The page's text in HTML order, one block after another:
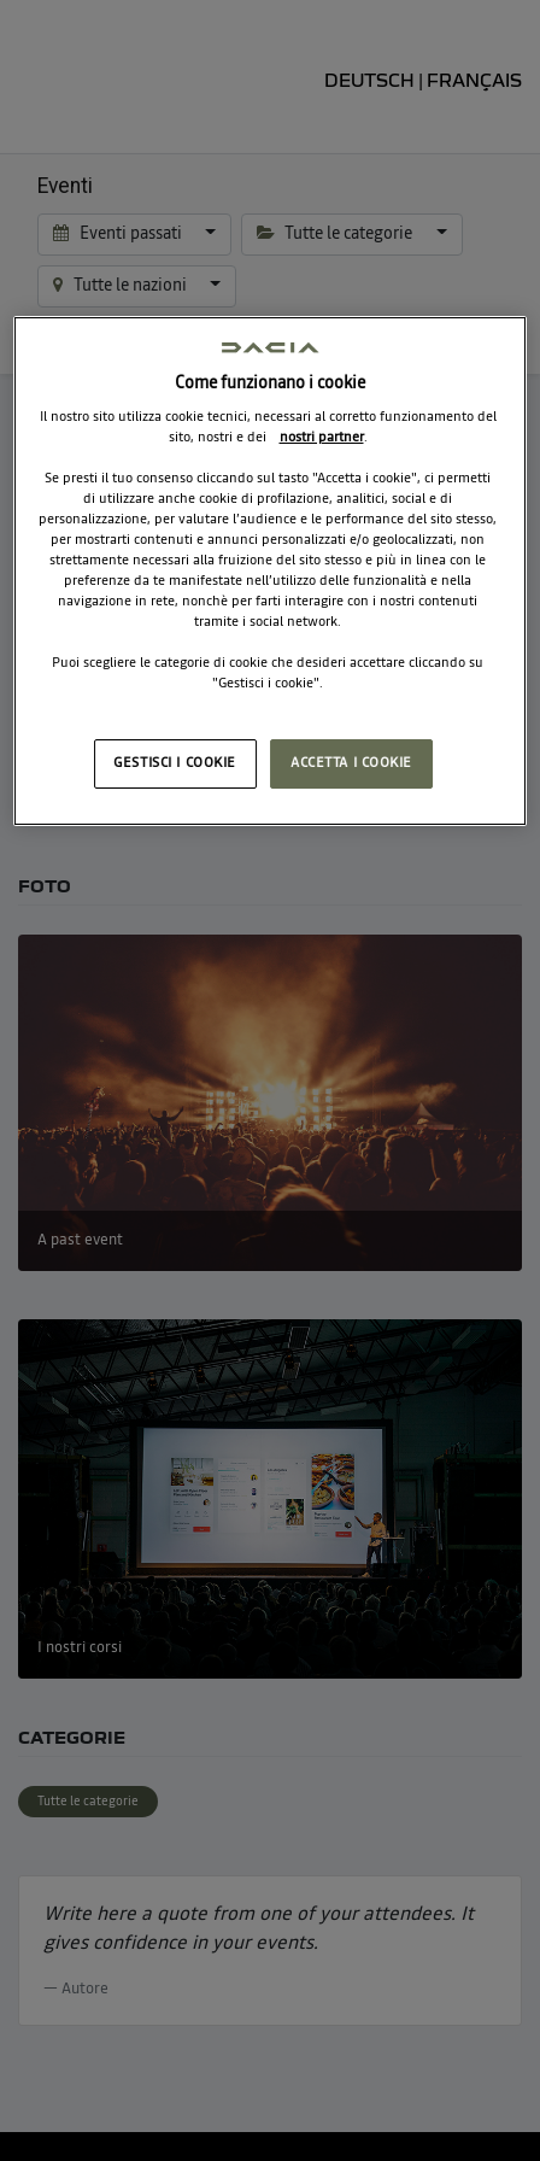
DEUTSCH FRANÇAIS
Eventi
Eventi passati Tutte le categorie
Tutte le nazioni
Nessun evento trovato.
FOTO
A past event
I nostri corsi
CATEGORIE
Tutte le categorie
Write here a quote from one of your attendees. It
gives confidence in your events.
Autore
Come funzionano i cookie
Il nostro sito utilizza cookie tecnici, necessari al corretto funzionamento del
sito, nostri e dei
nostri partner.
Se presti il tuo consenso cliccando sul tasto "Accetta i cookie", ci permetti
di utilizzare anche cookie di profilazione, analitici, social e di
personalizzazione, per valutare l’audience e le performance del sito stesso,
per mostrarti contenuti e annunci personalizzati e/o geolocalizzati, non
strettamente necessari alla fruizione del sito stesso e più in linea con le
preferenze da te manifestate nell’utilizzo delle funzionalità e nella
navigazione in rete, nonchè per farti interagire con i nostri contenuti
tramite i social network.
Puoi scegliere le categorie di cookie che desideri accettare cliccando su
"Gestisci i cookie".
dei cookie.
ACCETTA I COOKIE
GESTISCI I COOKIE